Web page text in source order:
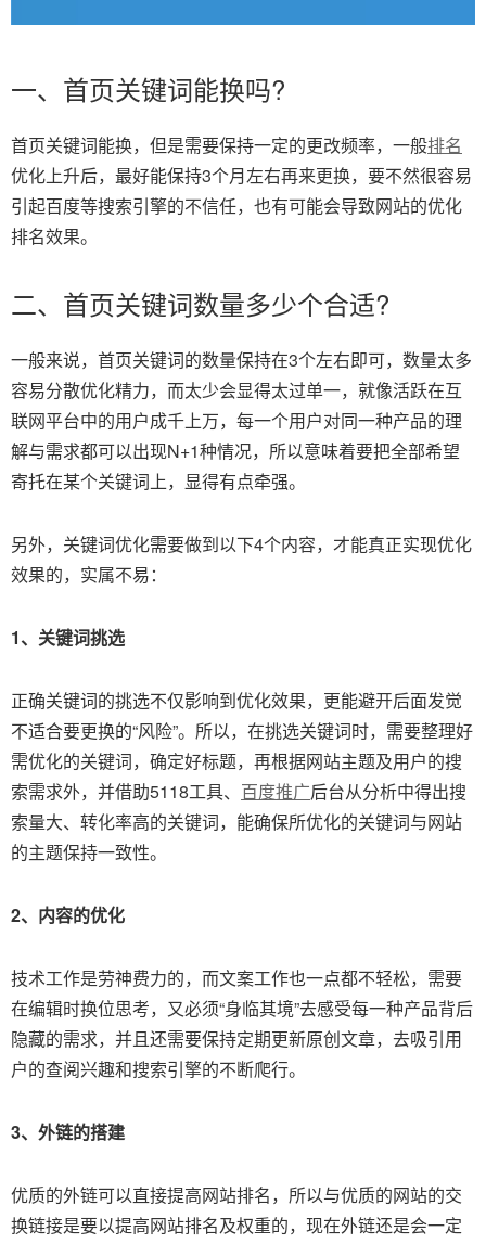
一、首页关键词能换吗?
首页关键词能换，但是需要保持一定的更改频率，一般排名
优化上升后，最好能保持3个月左右再来更换，要不然很容易
引起百度等搜索引擎的不信任，也有可能会导致网站的优化
排名效果。
二、首页关键词数量多少个合适?
一般来说，首页关键词的数量保持在3个左右即可，数量太多
容易分散优化精力，而太少会显得太过单一，就像活跃在互
联网平台中的用户成千上万，每一个用户对同一种产品的理
解与需求都可以出现N+1种情况，所以意味着要把全部希望
寄托在某个关键词上，显得有点牵强。
另外，关键词优化需要做到以下4个内容，才能真正实现优化
效果的，实属不易：
1、关键词挑选
正确关键词的挑选不仅影响到优化效果，更能避开后面发觉
不适合要更换的“风险”。所以，在挑选关键词时，需要整理好
需优化的关键词，确定好标题，再根据网站主题及用户的搜
索需求外，并借助5118工具、 百度推广后台从分析中得出搜
索量大、转化率高的关键词，能确保所优化的关键词与网站
的主题保持一致性。
2、内容的优化
技术工作是劳神费力的，而文案工作也一点都不轻松，需要
在编辑时换位思考，又必须“身临其境”去感受每一种产品背后
隐藏的需求，并且还需要保持定期更新原创文章，去吸引用
户的查阅兴趣和搜索引擎的不断爬行。
3、外链的搭建
优质的外链可以直接提高网站排名，所以与优质的网站的交
换链接是要以提高网站排名及权重的，现在外链还是会一定